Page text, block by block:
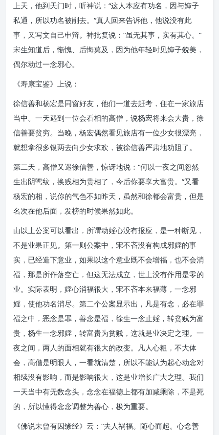
上天，他到天门时，听神说：“这人本应有功名，因与婶子
私通，所以功名被削去。”真人回来告诉他，他说没有此
事，又写文自己申辩。神批复说：“虽无其事，实有其心。”
宋生知道后，惭愧、后悔莫及，因为他年轻时见婶子貌美，
偶尔动过一念邪心。
《寿康宝鉴》上说：
徐信善和杨宏是同窗好友，他们一道去赶考，住在一家旅店
当中。一天遇到一位会看相的高僧，说杨宏将来会大贵，徐
信善要贫穷。当晚，杨宏偶然看见旅店有一位少女很漂亮，
就想拿很多银两去向少女求欢，被徐信善严肃地劝阻了。
第二天，高僧又遇徐信善，惊讶地说：“何以一夜之间忽然
生出阴骘纹，换贱相为贵相了，今后你要享大富贵。”又看
杨宏的相，说你的气色不如昨天，虽然和徐都会富贵，但是
名次在他后面，发榜的时候果然如此。
由以上公案可以看出，所谓动婬心没有报应，是一种断见，
不是业果正见。第一则公案中，宋不吝没有构成邪婬的事
实，已经造下意业，如果以这个意业既不会增福，也不会消
福，那是所作落空亡，但这无法成立，世上没有作用是零的
业。实际表明，婬心消福很大，宋不吝本来福薄，一念邪
婬，使他功名消尽。第二个公案显示出，凡是有念，必在罪
福之中，恶念是罪，善念是福，徐生一念止婬，转贫贱为富
贵，杨生一念邪婬，转富贵为贫贱，这就是业决定之理。一
夜之间，两人的面相就有很大的改变。凡人心粗，不大体
会，高僧是明眼人，一看就清楚，所以不能认为起心动念对
相续没有影响，而是影响很大，这是业增长广大之理。我们
一天当中有无数念头，念念在福德上都有加减乘除，不是死
的，所以懂得念念调整为善心，极为重要。
《佛说未曾有因缘经》云：“夫人祸福。随心而起。心念善